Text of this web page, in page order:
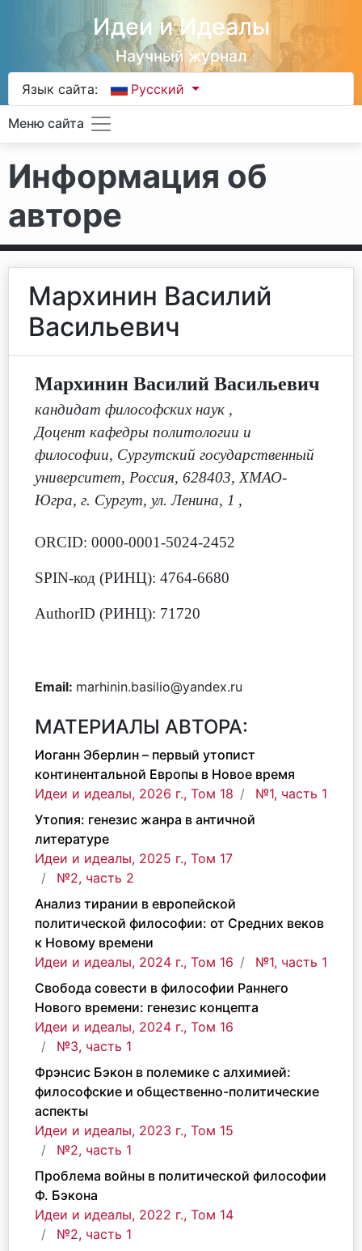
Идеи и Идеалы
Научный журнал
Язык сайта: Русский
Меню сайта
Информация об
авторе
Мархинин Василий
Васильевич
Мархинин Василий Васильевич
кандидат философских наук ,
Доцент кафедры политологии и
философии, Сургутский государственный
университет, Россия, 628403, ХМАО-
Югра, г. Сургут, ул. Ленина, 1 ,
ORCID: 0000-0001-5024-2452
SPIN-код (РИНЦ): 4764-6680
AuthorID (РИНЦ): 71720
Email: marhinin.basilio@yandex.ru
МАТЕРИАЛЫ АВТОРА:
Иоганн Эберлин – первый утопист
континентальной Европы в Новое время
Идеи и идеалы, 2026 г., Том 18
№1, часть 1
Утопия: генезис жанра в античной
литературе
Идеи и идеалы, 2025 г., Том 17
№2, часть 2
Анализ тирании в европейской
политической философии: от Средних веков
к Новому времени
Идеи и идеалы, 2024 г., Том 16
№1, часть 1
Свобода совести в философии Раннего
Нового времени: генезис концепта
Идеи и идеалы, 2024 г., Том 16
№3, часть 1
Фрэнсис Бэкон в полемике с алхимией:
философские и общественно-политические
аспекты
Идеи и идеалы, 2023 г., Том 15
№2, часть 1
Проблема войны в политической философии
Ф. Бэкона
Идеи и идеалы, 2022 г., Том 14
№2, часть 1